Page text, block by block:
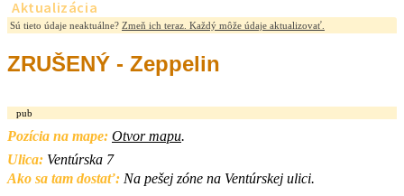
Aktualizácia
Sú tieto údaje neaktuálne? Zmeň ich teraz. Každý môže údaje aktualizovať.
ZRUŠENÝ - Zeppelin
pub
Pozícia na mape: Otvor mapu.
Ulica: Ventúrska 7
Ako sa tam dostať: Na pešej zóne na Ventúrskej ulici.